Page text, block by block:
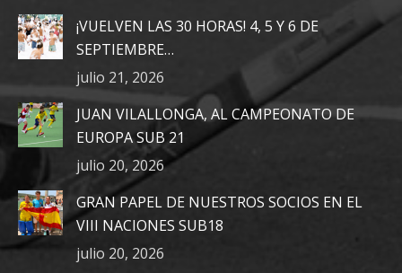
in
new
window
in
new
window
new
window
¡VUELVEN LAS 30 HORAS! 4, 5 Y 6 DE
SEPTIEMBRE…
julio 21, 2026
JUAN VILALLONGA, AL CAMPEONATO DE
EUROPA SUB 21
julio 20, 2026
GRAN PAPEL DE NUESTROS SOCIOS EN EL
VIII NACIONES SUB18
julio 20, 2026